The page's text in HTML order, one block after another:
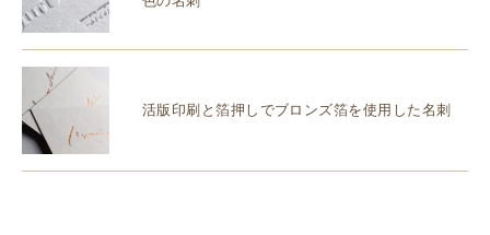
活版印刷と箔押しでブロンズ箔を使用した名刺